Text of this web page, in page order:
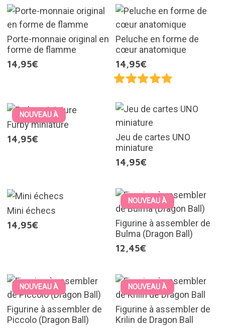
Porte-monnaie original en
forme de flamme
14,95€
Peluche en forme de
cœur anatomique
14,95€
NOUVEAU À
Furby miniature
14,95€
Jeu de cartes UNO
miniature
14,95€
Mini échecs
14,95€
NOUVEAU À
Figurine à assembler de
Bulma (Dragon Ball)
12,45€
NOUVEAU À
Figurine à assembler de
Piccolo (Dragon Ball)
NOUVEAU À
Figurine à assembler de
Krilin de Dragon Ball